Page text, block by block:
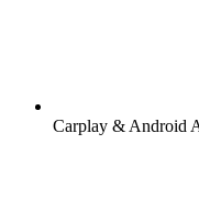
Carplay & Android